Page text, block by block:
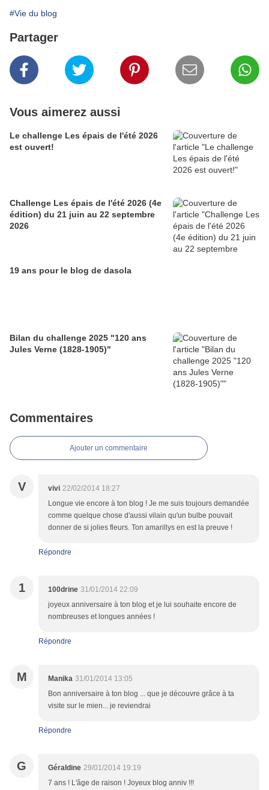
#Vie du blog
Partager
Vous aimerez aussi
Le challenge Les épais de l'été 2026
est ouvert!
Challenge Les épais de l'été 2026 (4e
édition) du 21 juin au 22 septembre
2026
19 ans pour le blog de dasola
Bilan du challenge 2025 "120 ans
Jules Verne (1828-1905)"
Commentaires
Ajouter un commentaire
V vivi 22/02/2014 18:27
Longue vie encore à ton blog ! Je me suis toujours demandée
comme quelque chose d'aussi vilain qu'un bulbe pouvait
donner de si jolies fleurs. Ton amarillys en est la preuve !
Répondre
1 100drine 31/01/2014 22:09
joyeux anniversaire à ton blog et je lui souhaite encore de
nombreuses et longues années !
Répondre
M Manika 31/01/2014 13:05
Bon anniversaire à ton blog ... que je découvre grâce à ta
visite sur le mien... je reviendrai
Répondre
G Géraldine 29/01/2014 19:19
7 ans ! L'âge de raison ! Joyeux blog anniv !!!